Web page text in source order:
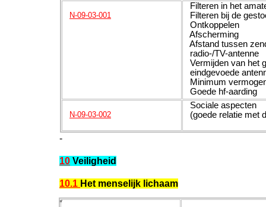
N-09-03-001
Filteren in het
Filteren bij de
Ontkoppelen
Afscherming
Afstand tussen
radio-/TV-antenne
Vermijden van het
eindgevoede
Minimum
Goede hf-aarding
N-09-03-002
Sociale aspecten
(goede relatie met
-
10 Veiligheid
10.1 Het menselijk lichaam
*